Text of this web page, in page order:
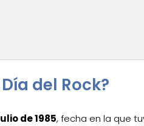
del Rock?
de 1985, fecha en la que